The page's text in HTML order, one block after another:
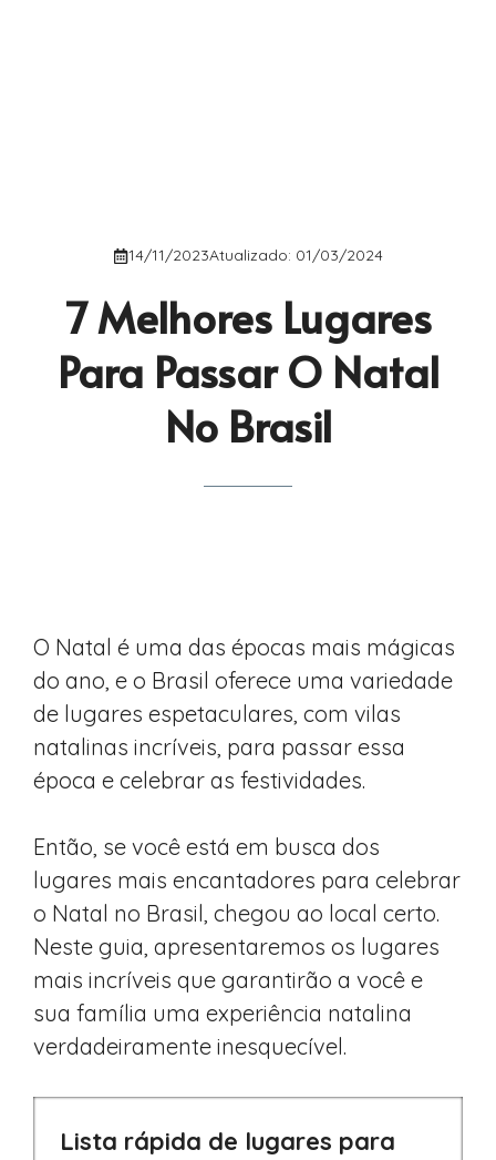
14/11/2023Atualizado: 01/03/2024
7 Melhores Lugares
Para Passar O Natal
No Brasil
O Natal é uma das épocas mais mágicas
do ano, e o Brasil oferece uma variedade
de lugares espetaculares, com vilas
natalinas incríveis, para passar essa
época e celebrar as festividades.
Então, se você está em busca dos
lugares mais encantadores para celebrar
o Natal no Brasil, chegou ao local certo.
Neste guia, apresentaremos os lugares
mais incríveis que garantirão a você e
sua família uma experiência natalina
verdadeiramente inesquecível.
Lista rápida de lugares para